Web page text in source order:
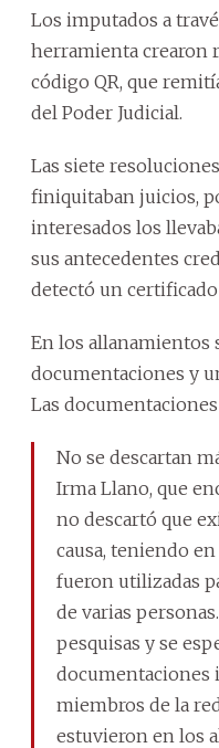
Los imputados a
herramienta crearon
código QR, que
del Poder Judicial.
Las siete
finiquitaban juicios,
interesados los
sus antecedentes
detectó un
En los allanamientos
documentaciones y
Las
No se descartan
Irma Llano, que
no descartó que
causa, teniendo
fueron utilizadas
de varias
pesquisas y se
documentaciones
miembros de la
estuvieron en los